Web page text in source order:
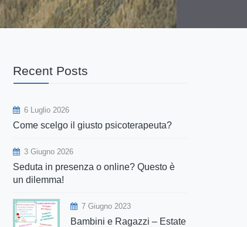
Recent Posts
6 Luglio 2026
Come scelgo il giusto psicoterapeuta?
3 Giugno 2026
Seduta in presenza o online? Questo è
un dilemma!
7 Giugno 2023
Bambini e Ragazzi – Estate